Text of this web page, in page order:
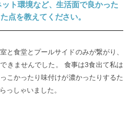
ト環境など、生活面で良かった
点を教えてください。
と食堂とプールサイドのみが繋がり、
きませんでした。 食事は3食出て私は
こかったり味付けが濃かったりするた
っしゃいました。